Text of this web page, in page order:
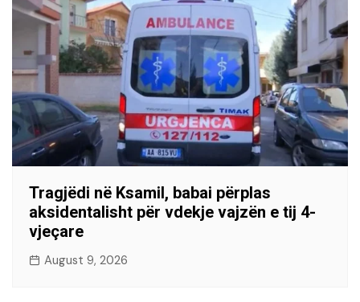
Tragjëdi në Ksamil, babai përplas
aksidentalisht për vdekje vajzën e tij 4-
vjeçare
August 9, 2026